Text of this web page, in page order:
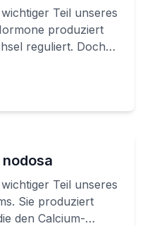
Teil unseres
produziert
reguliert. Doch
Teil unseres
Sie produziert
den Calcium-